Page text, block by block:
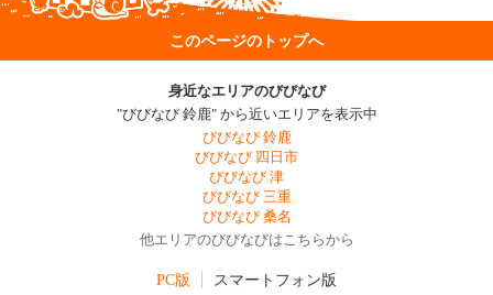
このページのトップへ
身近なエリアのびびなび
"びびなび 鈴鹿" から近いエリアを表示中
びびなび 鈴鹿
びびなび 四日市
びびなび 津
びびなび 三重
びびなび 桑名
他エリアのびびなびはこちらから
PC版 スマートフォン版